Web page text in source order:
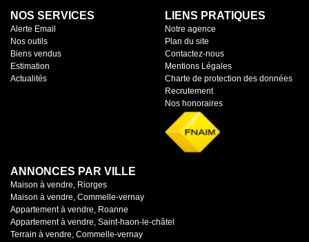
NOS SERVICES
Alerte Email
Nos outils
Biens vendus
Estimation
Actualités
LIENS PRATIQUES
Notre agence
Plan du site
Contactez-nous
Mentions Légales
Charte de protection des données
Recrutement
Nos honoraires
ANNONCES PAR VILLE
Maison à vendre, Riorges
Maison à vendre, Commelle-vernay
Appartement à vendre, Roanne
Appartement à vendre, Saint-haon-le-châtel
Terrain à vendre, Commelle-vernay